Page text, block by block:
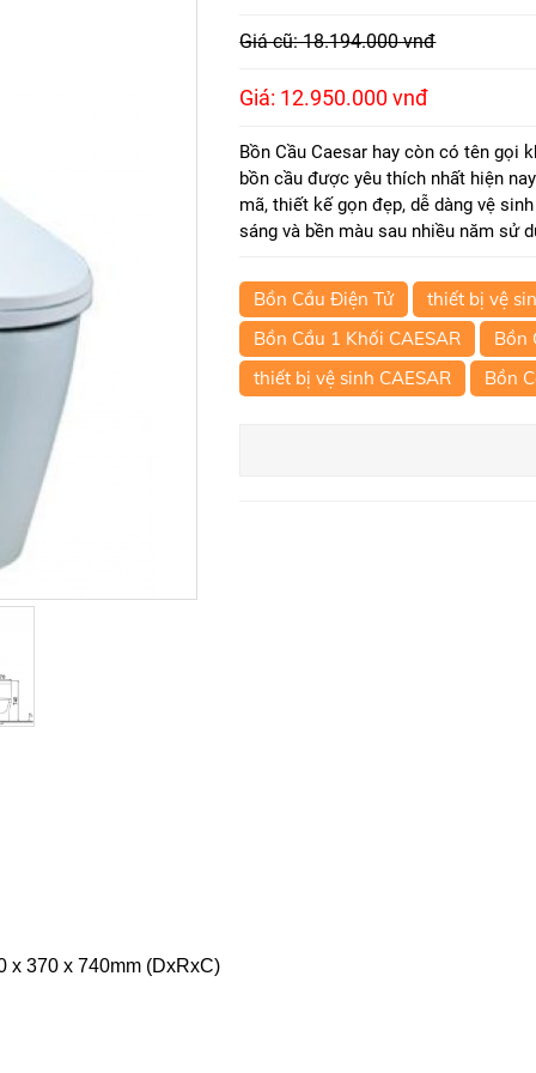
Giá cũ: 18.194.000 vnđ
Giá: 12.950.000 vnđ
Bồn Cầu Caesar hay còn có tên gọi
bồn cầu được yêu thích nhất hiện
mã, thiết kế gọn đẹp, dễ dàng vệ
sáng và bền màu sau nhiều năm sử
Bồn Cầu Điện Tử
thiết bị vệ
Bồn Cầu 1 Khối CAESAR
Bồn
thiết bị vệ sinh CAESAR
Bồn
x 370 x 740mm (DxRxC)